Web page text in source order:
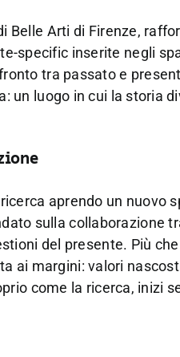
Belle Arti di Firenze,
specific inserite negli
tra passato e
un luogo in cui la storia
aprendo un nuovo
sulla collaborazione
del presente. Più
ai margini: valori
come la ricerca, inizi